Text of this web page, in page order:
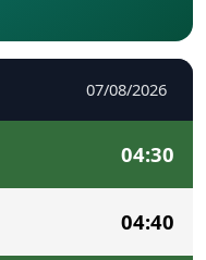
07/08/2026
04:30
04:40